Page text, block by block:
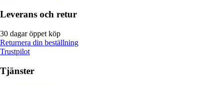
Leverans och retur
30 dagar öppet köp
Returnera din beställning
Trustpilot
Tjänster